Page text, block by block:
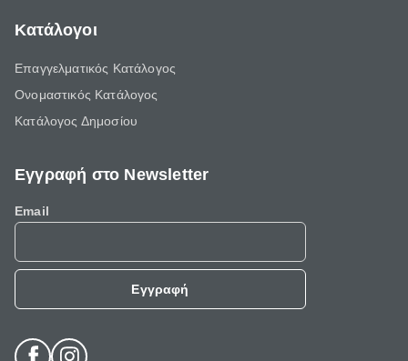
Κατάλογοι
Επαγγελματικός Κατάλογος
Ονομαστικός Κατάλογος
Κατάλογος Δημοσίου
Εγγραφή στο Newsletter
Email
Εγγραφή